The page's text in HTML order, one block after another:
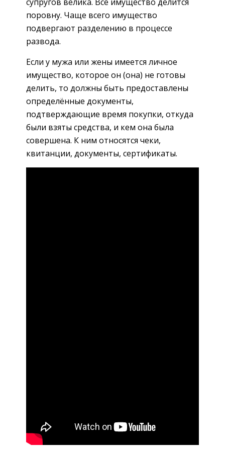
поровну. Чаще всего имущество
подвергают разделению в процессе
развода.
Если у мужа или жены имеется личное
имущество, которое он (она) не готовы
делить, то должны быть предоставлены
определённые документы,
подтверждающие время покупки, откуда
были взяты средства, и кем она была
совершена. К ним относятся чеки,
квитанции, документы, сертификаты.